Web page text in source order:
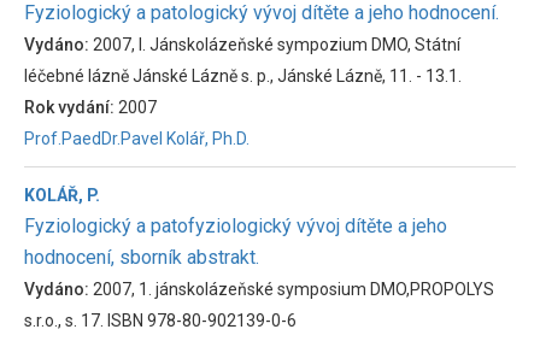
Fyziologický a patologický vývoj dítěte a jeho hodnocení.
Vydáno: 2007, I. Jánskolázeňské sympozium DMO, Státní
léčebné lázně Jánské Lázně s. p., Jánské Lázně, 11. - 13.1.
Rok vydání: 2007
Prof.PaedDr.Pavel Kolář, Ph.D.
KOLÁŘ, P.
Fyziologický a patofyziologický vývoj dítěte a jeho
hodnocení, sborník abstrakt.
Vydáno: 2007, 1. jánskolázeňské symposium DMO,PROPOLYS
s.r.o., s. 17. ISBN 978-80-902139-0-6